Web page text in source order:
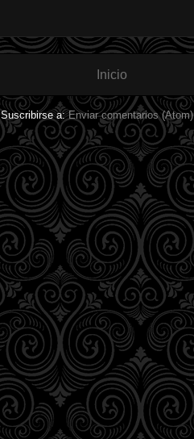
Inicio
Suscribirse a:Enviar comentarios (Atom)